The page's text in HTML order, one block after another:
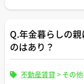
Q.年金暮らしの
のはあり？
不動産賃貸 > その